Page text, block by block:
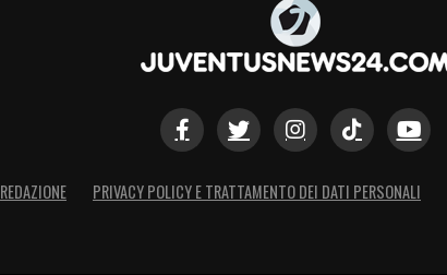
REDAZIONE PRIVACY POLICY E TRATTAMENTO DEI DATI PERSONALI